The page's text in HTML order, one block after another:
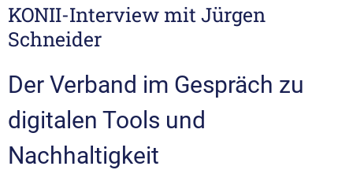
KONII-Interview mit Jürgen
Schneider
Der Verband im Gespräch zu
digitalen Tools und
Nachhaltigkeit